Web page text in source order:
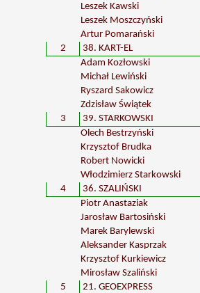
Leszek Kawski
Leszek Moszczyński
Artur Pomarański
2
38. KART-EL
Adam Kozłowski
Michał Lewiński
Ryszard Sakowicz
Zdzisław Świątek
3
39. STARKOWSKI
Olech Bestrzyński
Krzysztof Brudka
Robert Nowicki
Włodzimierz Starkowski
4
36. SZALIŃSKI
Piotr Anastaziak
Jarosław Bartosiński
Marek Barylewski
Aleksander Kasprzak
Krzysztof Kurkiewicz
Mirosław Szaliński
5
21. GEOEXPRESS